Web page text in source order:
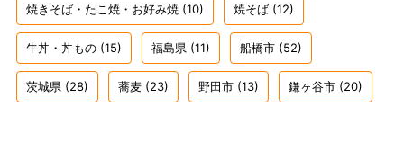
焼きそば・たこ焼・お好み焼 (10) 焼そば (12)
牛丼・丼もの (15) 福島県 (11) 船橋市 (52)
茨城県 (28) 蕎麦 (23) 野田市 (13) 鎌ヶ谷市 (20)